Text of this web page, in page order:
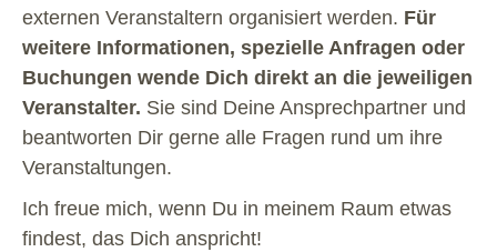
externen Veranstaltern organisiert werden. Für
weitere Informationen, spezielle Anfragen oder
Buchungen wende Dich direkt an die jeweiligen
Veranstalter. Sie sind Deine Ansprechpartner und
beantworten Dir gerne alle Fragen rund um ihre
Veranstaltungen.
Ich freue mich, wenn Du in meinem Raum etwas
findest, das Dich anspricht!